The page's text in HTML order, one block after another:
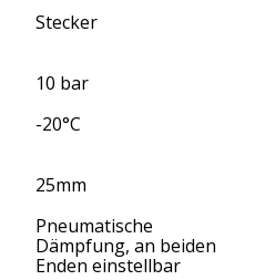
Stecker
10 bar
-20°C
25mm
Pneumatische
Dämpfung, an beiden
Enden einstellbar